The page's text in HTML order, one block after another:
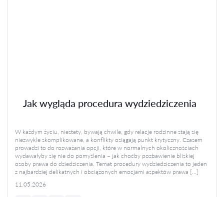
Jak wygląda procedura wydziedziczenia
W każdym życiu, niestety, bywają chwile, gdy relacje rodzinne stają się
niezwykle skomplikowane, a konflikty osiągają punkt krytyczny. Czasem
prowadzi to do rozważania opcji, które w normalnych okolicznościach
wydawałyby się nie do pomyślenia – jak choćby pozbawienie bliskiej
osoby prawa do dziedziczenia. Temat procedury wydziedziczenia to jeden
z najbardziej delikatnych i obciążonych emocjami aspektów prawa […]
11.05.2026